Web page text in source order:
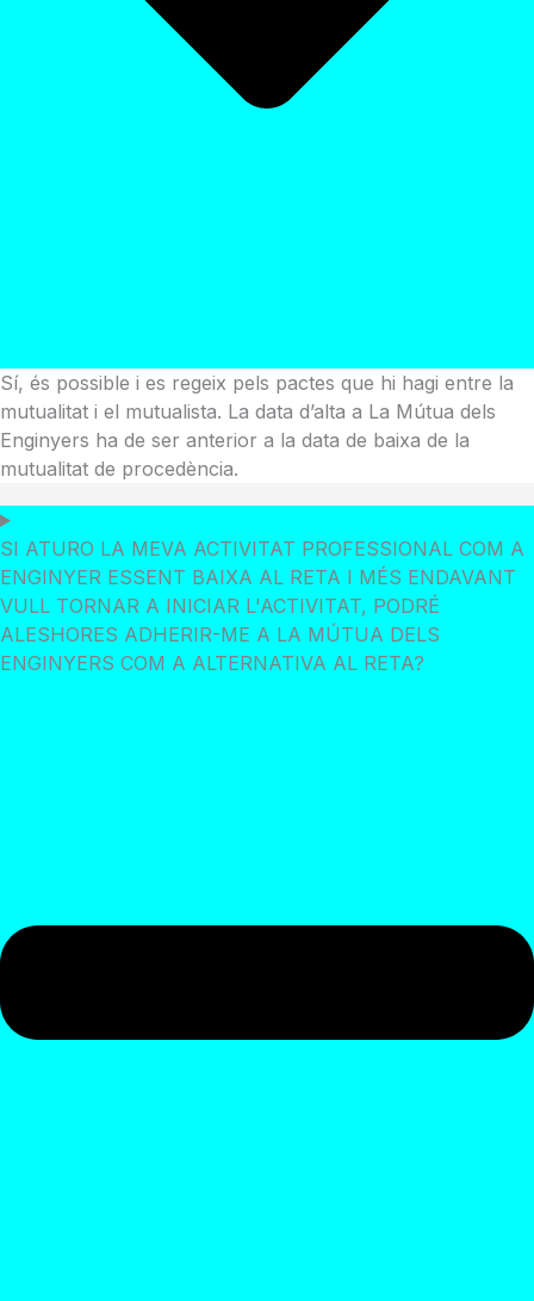
Sí, és possible i es regeix pels pactes que hi hagi entre la
mutualitat i el mutualista. La data d’alta a La Mútua dels
Enginyers ha de ser anterior a la data de baixa de la
mutualitat de procedència.
SI ATURO LA MEVA ACTIVITAT PROFESSIONAL COM A
ENGINYER ESSENT BAIXA AL RETA I MÉS ENDAVANT
VULL TORNAR A INICIAR L'ACTIVITAT, PODRÉ
ALESHORES ADHERIR-ME A LA MÚTUA DELS
ENGINYERS COM A ALTERNATIVA AL RETA?